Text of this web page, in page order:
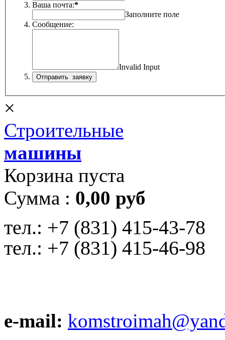
Ваша почта:*
Заполните поле
Сообщение:
Invalid Input
×
Строительные
машины
Корзина пуста
Сумма : 0,00 руб
тел.: +7 (831) 415-43-78
тел.: +7 (831) 415-46-98
e-mail: